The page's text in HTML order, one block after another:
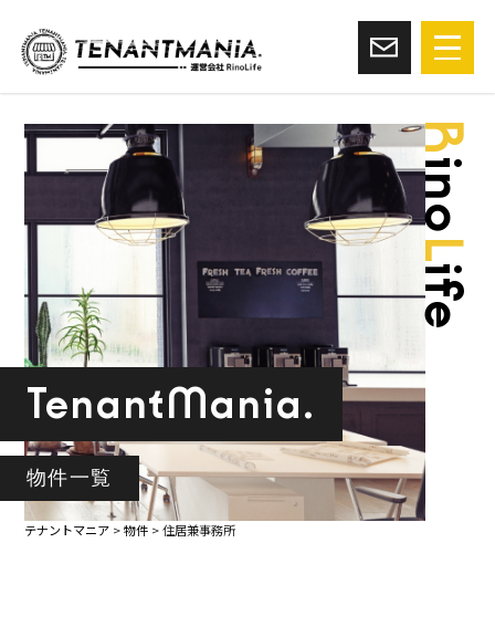
TenantMania.
物件一覧
R
ino
L
ife
テナントマニア >物件 >住居兼事務所